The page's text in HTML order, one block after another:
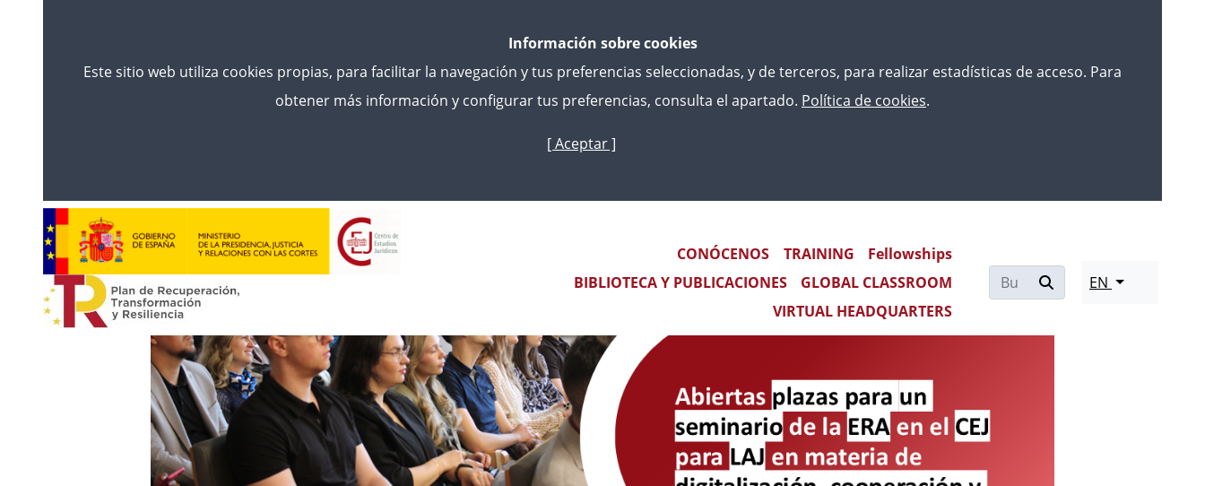
Skip
main
Información sobre cookies
Este sitio web utiliza cookies propias, para facilitar la navegación y tus preferencias seleccionadas, y de terceros, para realizar estadísticas de acceso. Para
obtener más información y configurar tus preferencias, consulta el apartado. Política de cookies.
[ Aceptar ]
Main navigation
CONÓCENOS TRAINING
Fellowships
BIBLIOTECA Y PUBLICACIONES
GLOBAL CLASSROOM
VIRTUAL HEADQUARTERS
EN
CONVOCATORIA DE DOS PLAZAS PARA LETRADOS DE LA ADMINISTRACIÓN DE JUSTICIA PARA UNA ACTIVIDAD
FORMATIVA DE LA ACADEMIA DE DERECHO EUROPEO (ERA) EN EL CEJ